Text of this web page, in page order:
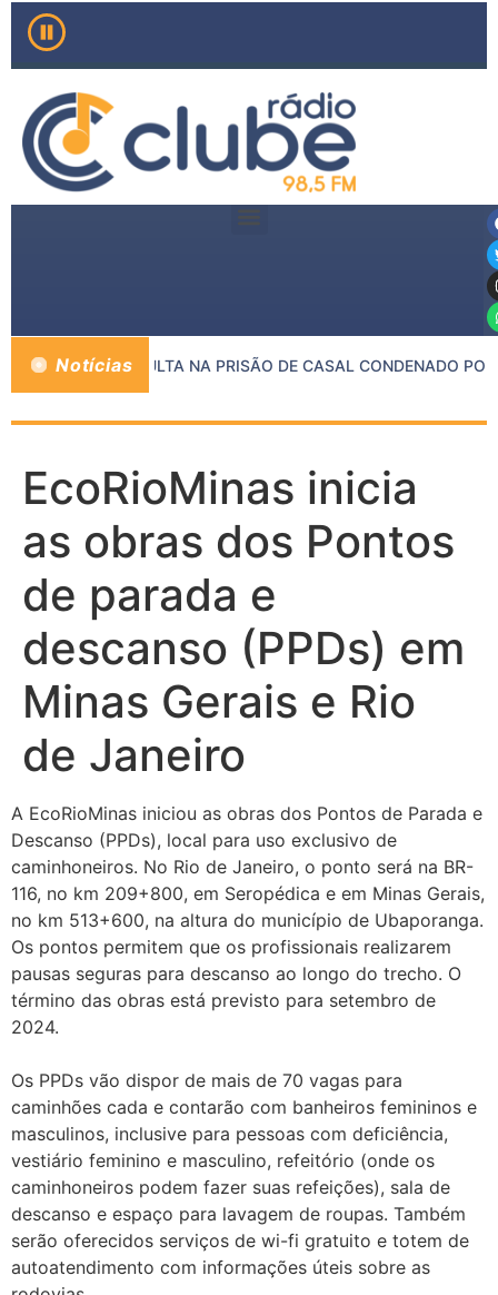
Notícias
E PMMG RESULTA NA PRISÃO DE CASAL CONDENADO POR
EcoRioMinas inicia
as obras dos Pontos
de parada e
descanso (PPDs) em
Minas Gerais e Rio
de Janeiro
A EcoRioMinas iniciou as obras dos Pontos de Parada e
Descanso (PPDs), local para uso exclusivo de
caminhoneiros. No Rio de Janeiro, o ponto será na BR-
116, no km 209+800, em Seropédica e em Minas Gerais,
no km 513+600, na altura do município de Ubaporanga.
Os pontos permitem que os profissionais realizarem
pausas seguras para descanso ao longo do trecho. O
término das obras está previsto para setembro de
2024.
Os PPDs vão dispor de mais de 70 vagas para
caminhões cada e contarão com banheiros femininos e
masculinos, inclusive para pessoas com deficiência,
vestiário feminino e masculino, refeitório (onde os
caminhoneiros podem fazer suas refeições), sala de
descanso e espaço para lavagem de roupas. Também
serão oferecidos serviços de wi-fi gratuito e totem de
autoatendimento com informações úteis sobre as